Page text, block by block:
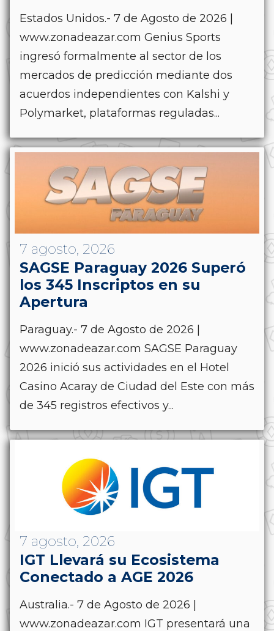
Estados Unidos.- 7 de Agosto de 2026 |
www.zonadeazar.com Genius Sports
ingresó formalmente al sector de los
mercados de predicción mediante dos
acuerdos independientes con Kalshi y
Polymarket, plataformas reguladas...
7 agosto, 2026
SAGSE Paraguay 2026 Superó
los 345 Inscriptos en su
Apertura
Paraguay.- 7 de Agosto de 2026 |
www.zonadeazar.com SAGSE Paraguay
2026 inició sus actividades en el Hotel
Casino Acaray de Ciudad del Este con más
de 345 registros efectivos y...
7 agosto, 2026
IGT Llevará su Ecosistema
Conectado a AGE 2026
Australia.- 7 de Agosto de 2026 |
www.zonadeazar.com IGT presentará una